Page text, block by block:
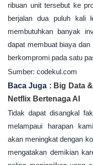
ribuan unit tersebut ke
berjalan dua puluh kali
membutuhkan banyak
dapat membuat biaya dan
berkompromi pada satu
Sumber: codekul.com
Baca Juga : Big Data &
Netflix Bertenaga AI
Tidak dapat disangkal
melampaui harapan
akan meningkat dengan
mengatakan demikian